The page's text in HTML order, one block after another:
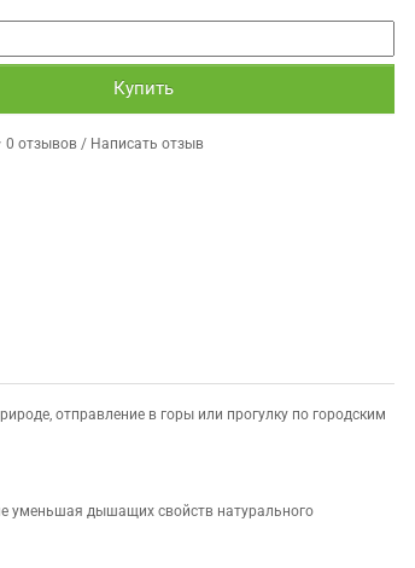
Купить
0 отзывов / Написать отзыв
отправление в горы или прогулку по городским
уменьшая дышащих свойств натурального